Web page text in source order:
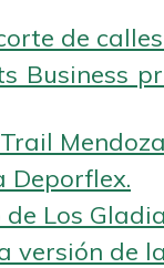
de
Business
Deporflex.
de Los
versión de